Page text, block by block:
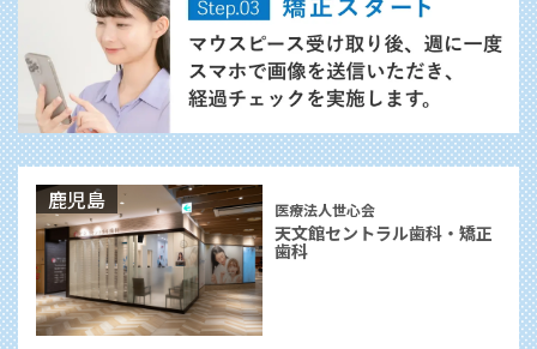
鹿児島 医療法人世心会
天文館セントラル歯科・矯正
歯科